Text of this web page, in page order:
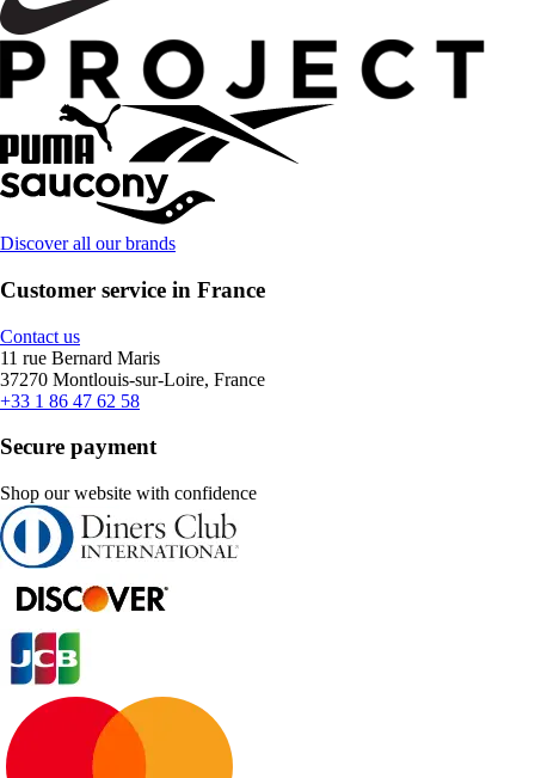
Discover all our brands
Customer service in France
Contact us
11 rue Bernard Maris
37270 Montlouis-sur-Loire, France
+33 1 86 47 62 58
Secure payment
Shop our website with confidence